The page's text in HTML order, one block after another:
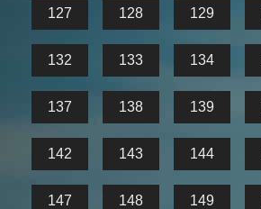
127 128 129
132 133 134
137 138 139
142 143 144
147 148 149